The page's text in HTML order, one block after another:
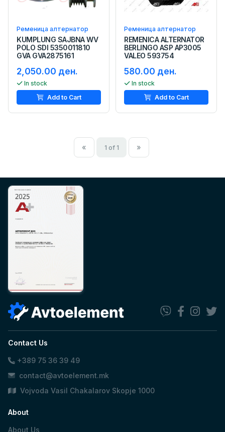
Ременица алтернатор
KUMPLUNG SAJBNA WV
POLO SDI 5350011810
GVA GVA2875161
2,050.00 ден.
In stock
Add to Cart
Ременица алтернатор
REMENICA ALTERNATOR
BERLINGO ASP AP3005
VALEO 593754
580.00 ден.
In stock
Add to Cart
« 1 of 1 »
Contact Us
+389 75 36 39 49
contact@avtoelement.mk
Vojvoda Vasil Chakalarov Skopje 1000
About
About Us